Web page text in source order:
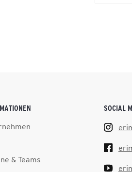
& Teams
SOCIAL